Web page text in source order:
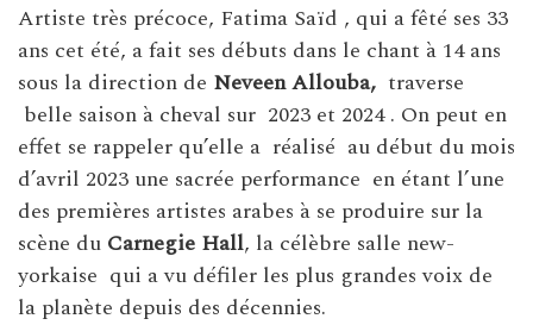
Artiste très précoce, Fatima Saïd , qui a fêté ses 33
ans cet été, a fait ses débuts dans le chant à 14 ans
sous la direction de Neveen Allouba, traverse
belle saison à cheval sur 2023 et 2024 . On peut en
effet se rappeler qu’elle a réalisé au début du mois
d’avril 2023 une sacrée performance en étant l’une
des premières artistes arabes à se produire sur la
scène du Carnegie Hall, la célèbre salle new-
yorkaise qui a vu défiler les plus grandes voix de
la planète depuis des décennies.